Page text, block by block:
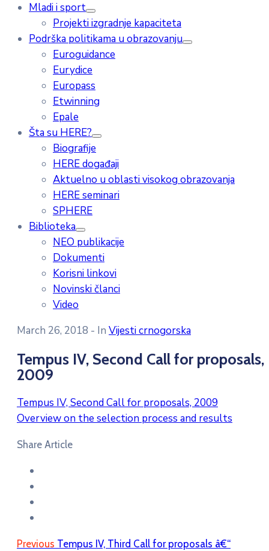
Mladi i sport
Projekti izgradnje kapaciteta
Podrška politikama u obrazovanju
Euroguidance
Eurydice
Europass
Etwinning
Epale
Šta su HERE?
Biografije
HERE događaji
Aktuelno u oblasti visokog obrazovanja
HERE seminari
SPHERE
Biblioteka
NEO publikacije
Dokumenti
Korisni linkovi
Novinski članci
Video
March 26, 2018 - In Vijesti crnogorska
Tempus IV, Second Call for proposals,
2009
Tempus IV, Second Call for proposals, 2009
Overview on the selection process and results
Share Article
Previous Tempus IV, Third Call for proposals â€“